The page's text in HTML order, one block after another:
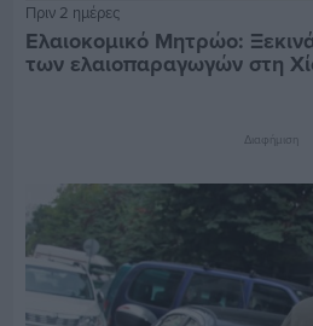
Πριν 2 ημέρες
Ελαιοκομικό Μητρώο:
των ελαιοπαραγωγών στη
Διαφήμιση